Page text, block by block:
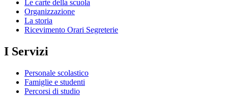
Le carte della scuola
Organizzazione
La storia
Ricevimento Orari Segreterie
I Servizi
Personale scolastico
Famiglie e studenti
Percorsi di studio